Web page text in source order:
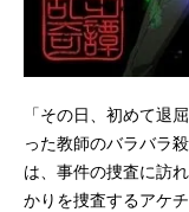
「その日、初めて退
った教師のバラバラ
は、事件の捜査に訪
かりを捜査するアケ